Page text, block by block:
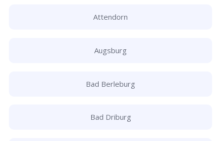
Attendorn
Augsburg
Bad Berleburg
Bad Driburg